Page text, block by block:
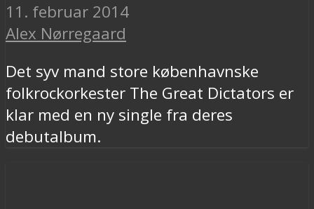
11. februar 2014
Alex Nørregaard
Det syv mand store københavnske
folkrockorkester The Great Dictators er
klar med en ny single fra deres
debutalbum.